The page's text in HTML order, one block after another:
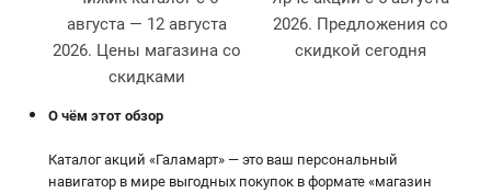
августа — 12 августа
2026. Цены магазина со
скидками
2026. Предложения со
скидкой сегодня
О чём этот обзор
Каталог акций «Галамарт» — это ваш персональный
навигатор в мире выгодных покупок в формате «магазин